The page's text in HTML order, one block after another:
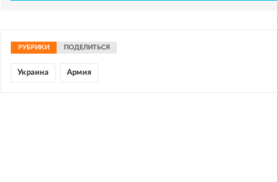
РУБРИКИ ПОДЕЛИТЬСЯ
Украина Армия